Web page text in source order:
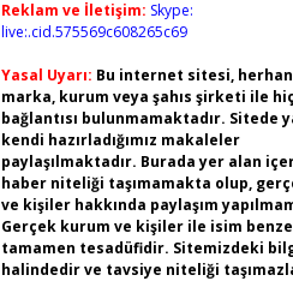
Reklam ve İletişim: Skype:
live:.cid.575569c608265c69
Yasal Uyarı: Bu internet sitesi,
marka, kurum veya şahıs şirketi ile
bağlantısı bulunmamaktadır. Sitede
kendi hazırladığımız makaleler
paylaşılmaktadır. Burada yer alan
haber niteliği taşımamakta olup,
ve kişiler hakkında paylaşım
Gerçek kurum ve kişiler ile isim
tamamen tesadüfidir. Sitemizdeki
halindedir ve tavsiye niteliği